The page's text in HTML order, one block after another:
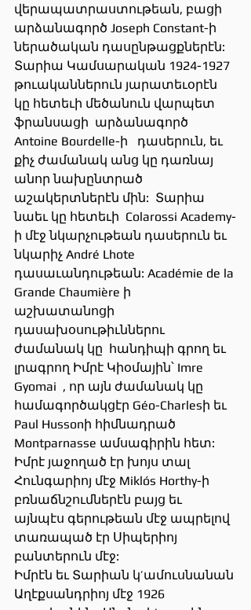
վերապատրաստութեան, բացի
արձանագործ Joseph Constant-ի
ներածական դասընթացքներէն:
Տարիա Կամսարական 1924-1927
թուականներուն յարատեւօրէն
կը հետեւի մեծանուն վարպետ
ֆրանսացի  արձանագործ
Antoine Bourdelle-ի   դասերուն, եւ
քիչ ժամանակ անց կը դառնայ
անոր նախընտրած
աշակերտներէն մին:  Տարիա
նաեւ կը հետեւի  Colarossi Academy-
ի մէջ նկարչութեան դասերուն եւ
նկարիչ André Lhote
դասաւանդութեան: Académie de la
Grande Chaumière ի
աշխատանոցի
դասախօսութիւններու
ժամանակ կը  հանդիպի գրող եւ
լրագրող Իմրէ Կիօմային՝ Imre
Gyomai  , որ այն ժամանակ կը
համագործակցէր Géo-Charlesի եւ
Paul Hussonի հիմնադրած
Montparnasse ամսագիրին հետ:
Իմրէ յաջողած էր խոյս տալ
Հունգարիոյ մէջ Miklós Horthy-ի
բռնաճնշումներէն բայց եւ
այնպէս գերութեան մէջ ապրելով
տառապած էր Սիպերիոյ
բանտերուն մէջ:
Իմրէն եւ Տարիան կ’ամուսնանան
Աղէքսանդրիոյ մէջ 1926